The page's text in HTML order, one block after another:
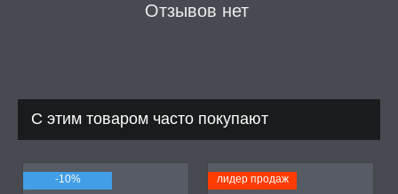
Отзывов нет
С этим товаром часто покупают
-10%
лидер продаж